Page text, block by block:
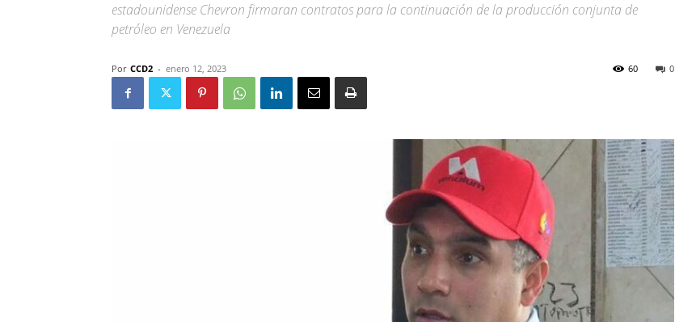
estadounidense Chevron firmaran contratos para la continuación de la producción conjunta de
petróleo en Venezuela
Por CCD2 - enero 12, 2023 0
60